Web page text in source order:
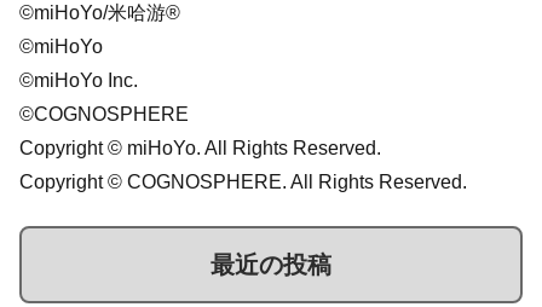
©miHoYo/米哈游®
©miHoYo
©miHoYo Inc.
©COGNOSPHERE
Copyright © miHoYo. All Rights Reserved.
Copyright © COGNOSPHERE. All Rights Reserved.
最近の投稿